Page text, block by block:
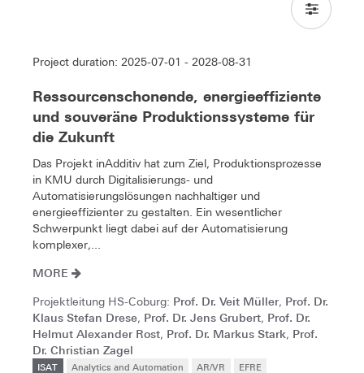
Project duration: 2025-07-01 - 2028-08-31
Ressourcenschonende, energieeffiziente
und souveräne Produktionssysteme für
die Zukunft
Das Projekt inAdditiv hat zum Ziel, Produktionsprozesse
in KMU durch Digitalisierungs- und
Automatisierungslösungen nachhaltiger und
energieeffizienter zu gestalten. Ein wesentlicher
Schwerpunkt liegt dabei auf der Automatisierung
komplexer,...
MORE
Projektleitung HS-Coburg: Prof. Dr. Veit Müller, Prof. Dr.
Klaus Stefan Drese, Prof. Dr. Jens Grubert, Prof. Dr.
Helmut Alexander Rost, Prof. Dr. Markus Stark, Prof.
Dr. Christian Zagel
ISAT Analytics and Automation AR/VR EFRE